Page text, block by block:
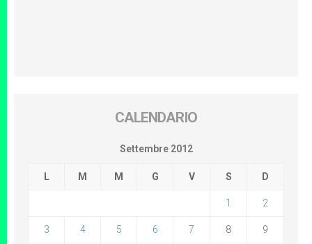
CALENDARIO
Settembre 2012
L M M G V S D
1 2
3 4 5 6 7 8 9